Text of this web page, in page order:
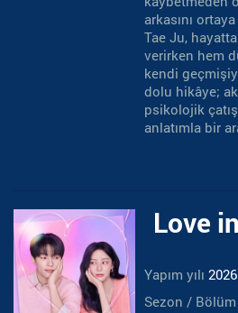
arkasını
Tae Ju,
verirken hem
kendi
dolu hikâye;
psikolojik
anlatımla bir
Love
Yapım yılı 2026
Sezon / Bölüm